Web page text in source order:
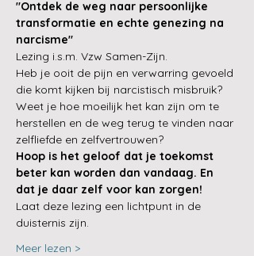
"Ontdek de weg naar persoonlijke
transformatie en echte genezing na
narcisme"
Lezing i.s.m. Vzw Samen-Zijn.
Heb je ooit de pijn en verwarring gevoeld
die komt kijken bij narcistisch misbruik?
Weet je hoe moeilijk het kan zijn om te
herstellen en de weg terug te vinden naar
zelfliefde en zelfvertrouwen?
Hoop is het geloof dat je toekomst
beter kan worden dan vandaag. En
dat je daar zelf voor kan zorgen!
Laat deze lezing een lichtpunt in de
duisternis zijn.
Meer lezen >